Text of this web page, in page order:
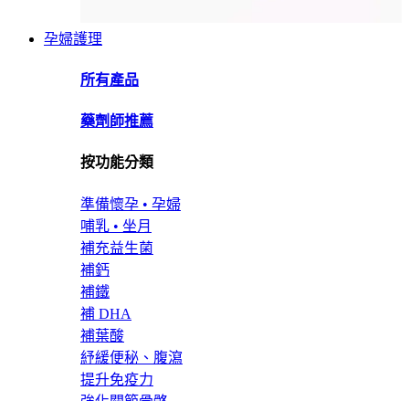
孕婦護理
所有產品
藥劑師推薦
按功能分類
準備懷孕 • 孕婦
哺乳 • 坐月
補充益生菌
補鈣
補鐵
補 DHA
補葉酸
紓緩便秘、腹瀉
提升免疫力